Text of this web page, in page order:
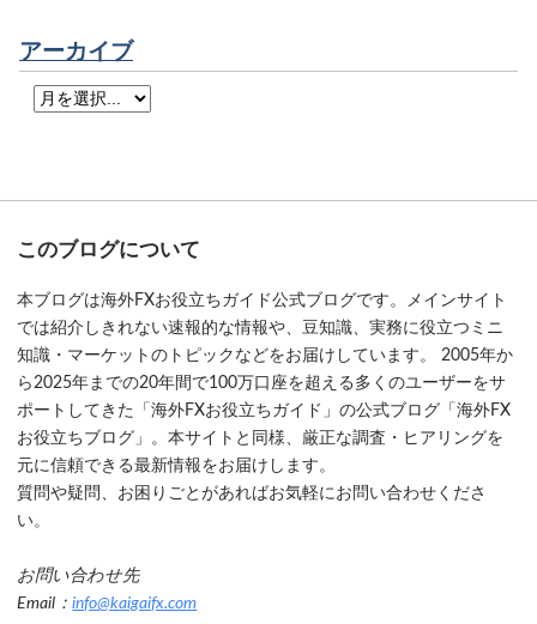
アーカイブ
このブログについて
本ブログは海外FXお役立ちガイド公式ブログです。メインサイト
では紹介しきれない速報的な情報や、豆知識、実務に役立つミニ
知識・マーケットのトピックなどをお届けしています。 2005年か
ら2025年までの20年間で100万口座を超える多くのユーザーをサ
ポートしてきた「海外FXお役立ちガイド」の公式ブログ「海外FX
お役立ちブログ」。本サイトと同様、厳正な調査・ヒアリングを
元に信頼できる最新情報をお届けします。
質問や疑問、お困りごとがあればお気軽にお問い合わせくださ
い。
お問い合わせ先
Email：info@kaigaifx.com